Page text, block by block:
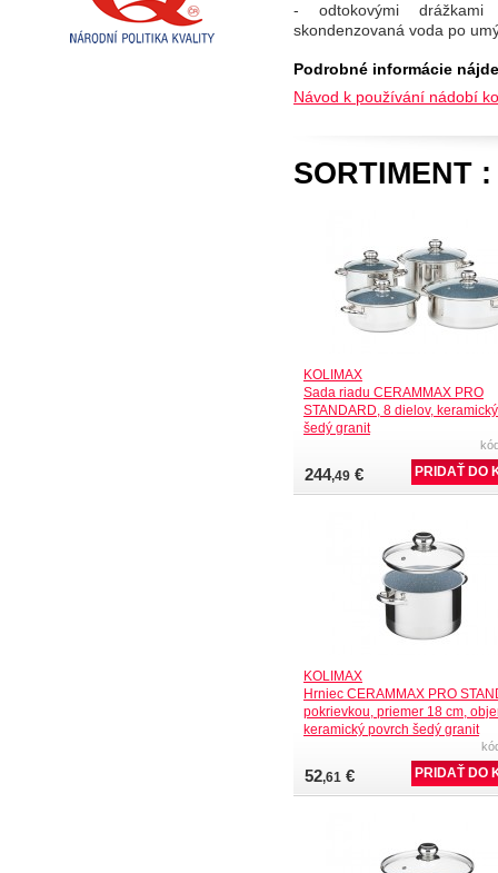
- odtokovými
skondenzovaná voda po
Podrobné informácie
Návod k používání nádobí
SORTIMENT
KOLIMAX
Sada riadu CERAMMAX PRO
STANDARD, 8 dielov,
šedý granit
244,49 €
KOLIMAX
Hrniec CERAMMAX PRO
pokrievkou, priemer 18 cm,
keramický povrch šedý granit
52,61 €